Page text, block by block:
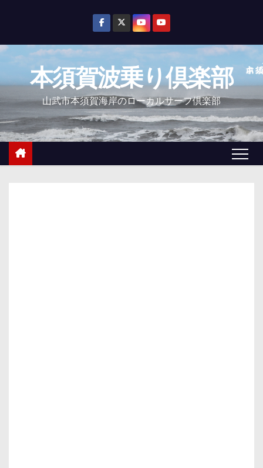
ン
へ
キ
ッ
本須賀波乗り倶楽部
山武市本須賀海岸のローカルサーフ倶楽部